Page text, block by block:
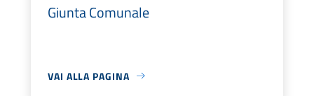
Giunta Comunale
VAI ALLA PAGINA